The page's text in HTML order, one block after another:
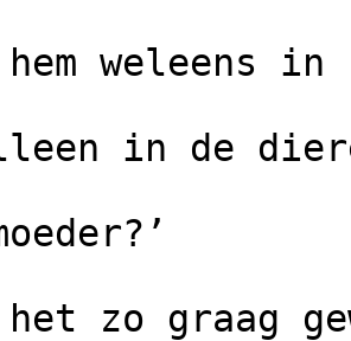
hem weleens
in de
het zo graag